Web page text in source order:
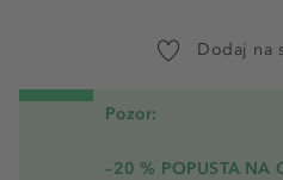
Dodaj na
Pozor:
–20 % POPUSTA NA